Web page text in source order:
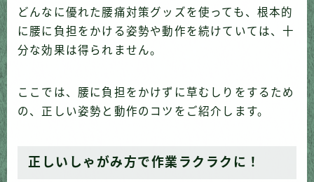
どんなに優れた腰痛対策グッズを使っても、根本的
に腰に負担をかける姿勢や動作を続けていては、十
分な効果は得られません。
ここでは、腰に負担をかけずに草むしりをするため
の、正しい姿勢と動作のコツをご紹介します。
正しいしゃがみ方で作業ラクラクに！